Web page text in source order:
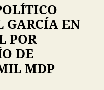
GARCÍA EN
POR
DE
MDP